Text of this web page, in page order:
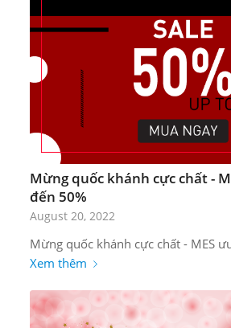
Mừng quốc khánh cực chất -
đến 50%
August 20, 2022
Mừng quốc khánh cực chất - MES
Xem thêm